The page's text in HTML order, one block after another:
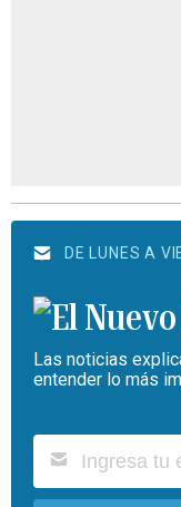
DE LUNES A
Las noticias
entender lo más